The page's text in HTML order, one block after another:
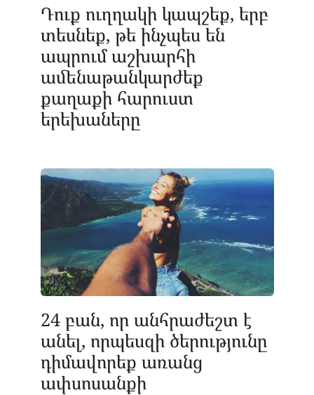
Դուք ուղղակի կապշեք, երբ
տեսնեք, թե ինչպես են
ապրում աշխարհի
ամենաթանկարժեք
քաղաքի հարուստ
երեխաները
24 բան, որ անհրաժեշտ է
անել, որպեսզի ծերությունը
դիմավորեք առանց
ափսոսանքի